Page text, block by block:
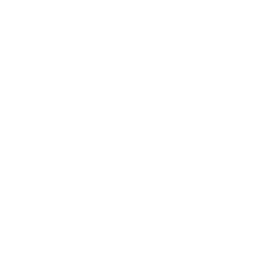
Ủy viên Ban Thường vụ Huyện ủy,